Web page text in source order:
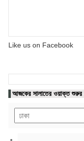
Like us on Facebook
আজকের সালাতের ওয়াক্ত শুরুর